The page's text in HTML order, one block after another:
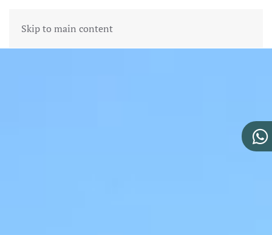
Skip to main content